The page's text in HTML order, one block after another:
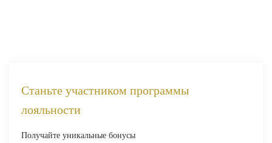
Станьте участником программы
лояльности
Получайте уникальные бонусы